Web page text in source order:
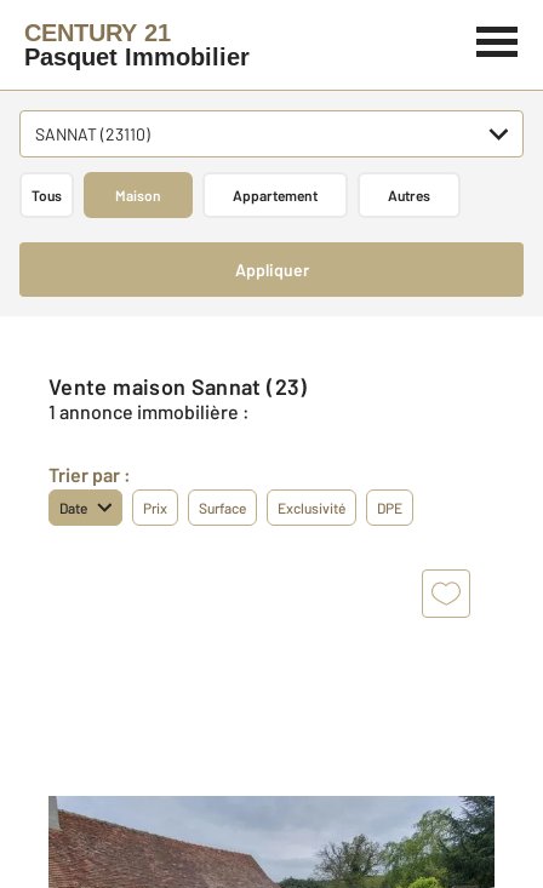
CENTURY 21
Pasquet Immobilier
SANNAT (23110)
Tous Maison Appartement Autres
Appliquer
Vente maison Sannat (23)
1 annonce immobilière :
Trier par :
Date Prix Surface Exclusivité DPE
SANNAT 23
240 m2 , 9 pièces
Ref : 22190